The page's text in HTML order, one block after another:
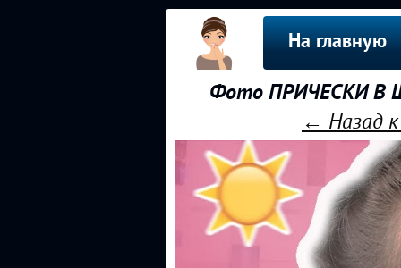
На главную
Фото ПРИЧЕСКИ В
← Назад